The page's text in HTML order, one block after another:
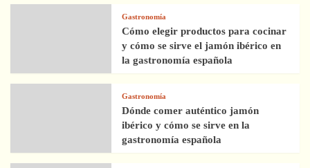
Gastronomía
Cómo elegir productos para cocinar
y cómo se sirve el jamón ibérico en
la gastronomía española
Gastronomía
Dónde comer auténtico jamón
ibérico y cómo se sirve en la
gastronomía española